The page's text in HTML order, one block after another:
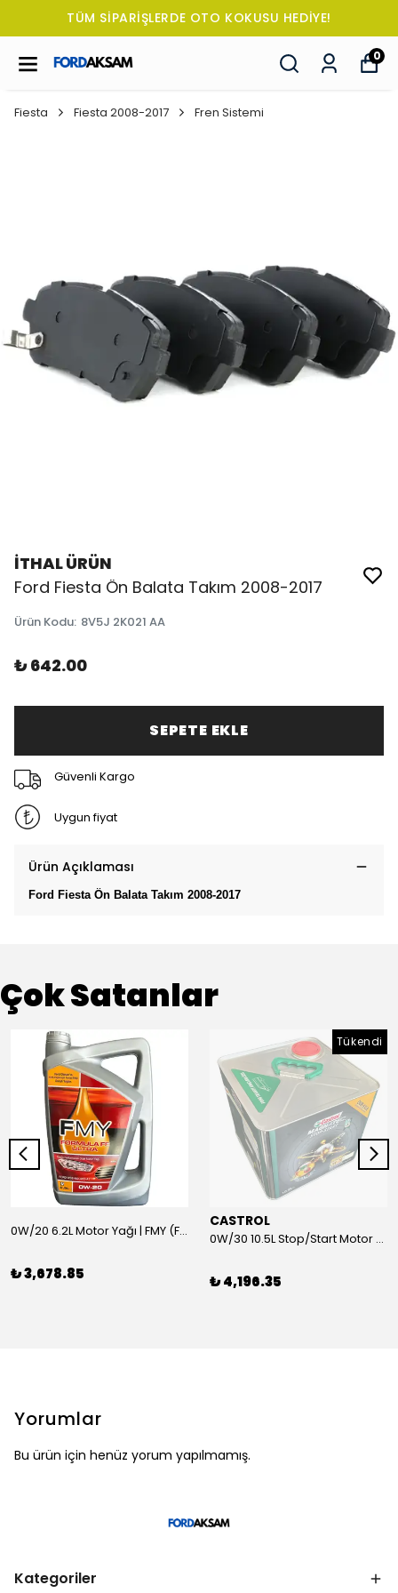
TÜM SİPARİŞLERDE OTO KOKUSU HEDİYE!
0
Fiesta Fiesta 2008-2017 Fren Sistemi
İTHAL ÜRÜN
Ford Fiesta Ön Balata Takım 2008-2017
Ürün Kodu: 8V5J 2K021 AA
₺ 642.00
SEPETE EKLE
Güvenli Kargo
Uygun fiyat
Ürün Açıklaması
Ford Fiesta Ön Balata Takım 2008-2017
Çok Satanlar
0W/20 6.2L Motor Yağı | FMY (Ford Motor Yağları)
₺ 3,678.85
Tükendi
CASTROL
0W/30 10.5L Stop/Start Motor Yağı | CASTROL
₺ 4,196.35
Yorumlar
Bu ürün için henüz yorum yapılmamış.
Kategoriler